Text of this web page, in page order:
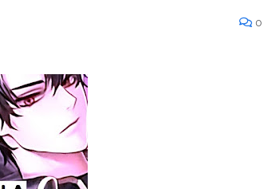
0